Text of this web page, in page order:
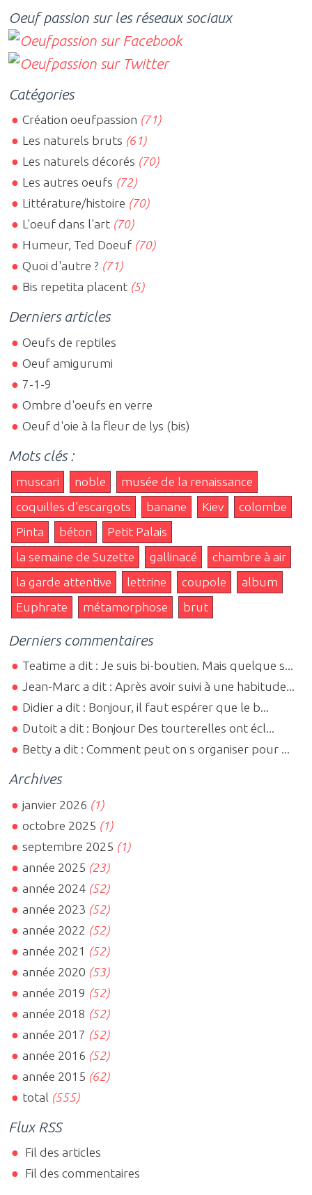
Oeuf passion sur les réseaux sociaux
Catégories
Création oeufpassion (71)
Les naturels bruts (61)
Les naturels décorés (70)
Les autres oeufs (72)
Littérature/histoire (70)
L'oeuf dans l'art (70)
Humeur, Ted Doeuf (70)
Quoi d'autre ? (71)
Bis repetita placent (5)
Derniers articles
Oeufs de reptiles
Oeuf amigurumi
7-1-9
Ombre d'oeufs en verre
Oeuf d'oie à la fleur de lys (bis)
Mots clés :
muscari noble
musée de la renaissance
coquilles d'escargots
banane Kiev
colombe
Pinta
béton
Petit Palais
la semaine de Suzette
gallinacé
chambre à air
la garde attentive
lettrine coupole
album
Euphrate
métamorphose brut
Derniers commentaires
Teatime a dit : Je suis bi-boutien. Mais quelque s...
Jean-Marc a dit : Après avoir suivi à une habitude...
Didier a dit : Bonjour, il faut espérer que le b...
Dutoit a dit : Bonjour Des tourterelles ont écl...
Betty a dit : Comment peut on s organiser pour ...
Archives
janvier 2026 (1)
octobre 2025 (1)
septembre 2025 (1)
année 2025 (23)
année 2024 (52)
année 2023 (52)
année 2022 (52)
année 2021 (52)
année 2020 (53)
année 2019 (52)
année 2018 (52)
année 2017 (52)
année 2016 (52)
année 2015 (62)
total (555)
Flux RSS
Fil des articles
Fil des commentaires